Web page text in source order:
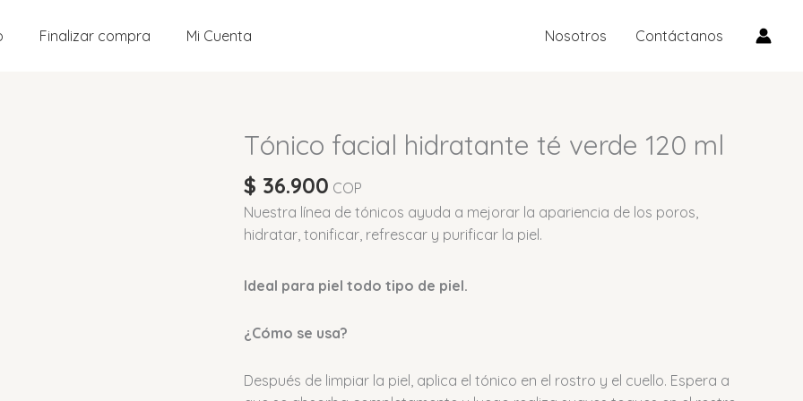
Finalizar compra Mi Cuenta Nosotros Contáctanos
Tónico facial hidratante té verde 120 ml
$ 36.900 COP
Nuestra línea de tónicos ayuda a mejorar la apariencia de los poros,
hidratar, tonificar, refrescar y purificar la piel.
Ideal para piel todo tipo de piel.
¿Cómo se usa?
Después de limpiar la piel, aplica el tónico en el rostro y el cuello. Espera a
Tónico
hidratante
té
verde
cantidad
120